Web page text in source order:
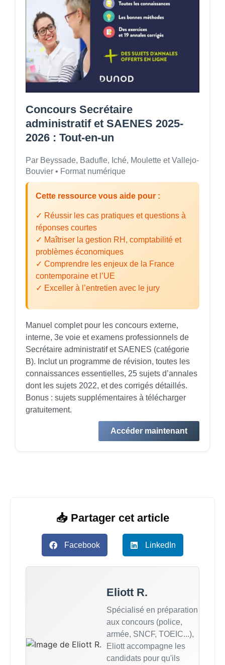
Concours Secrétaire
administratif et SAENES 2025-
2026 : Tout-en-un
Par Beyssade, Badufle, Iché, Moulette et Vallejo-
Bouvier • Format numérique
Cette ressource vous aide pour :
✓ Réussir les cas pratiques et questions à
réponses courtes
✓ Maîtriser la gestion RH, comptabilité et
problèmes économiques
✓ Comprendre les enjeux de la France
contemporaine et l’UE
✓ Exceller à l’entretien avec le jury
Manuel complet pour les concours externe,
interne, 3e voie et examens professionnels de
Secrétaire administratif et SAENES (catégorie
B). Inclut un programme de révision, toutes les
connaissances essentielles, 25 sujets d’annales
dont les sujets 2022, et des corrigés détaillés.
Bonus : sujets supplémentaires à télécharger
gratuitement.
Accéder maintenant
📥 Partager cet article
Facebook LinkedIn
Eliott R.
Spécialisé en préparation
aux concours (police,
armée, SNCF, TOEIC...),
Eliott accompagne les
candidats pour qu'ils